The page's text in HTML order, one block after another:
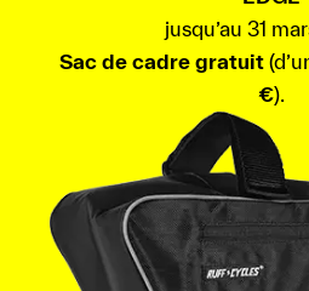
jusqu’au 31
Sac de cadre gratuit
€).